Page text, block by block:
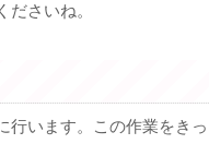
さいね。
行います。この作業をきっ